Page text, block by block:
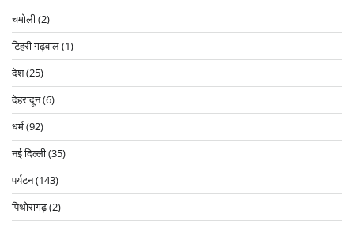
चमोली(2)
टिहरी गढ़वाल(1)
देश(25)
देहरादून(6)
धर्म(92)
नई दिल्ली(35)
पर्यटन(143)
पिथोरागढ़(2)